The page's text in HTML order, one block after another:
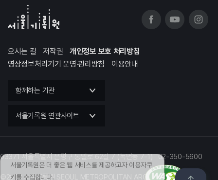
서울기록원은 더 좋은 웹 서비스를 제공하고자 이용자쿠
키를 수집합니다.
오시는 길 저작권
개인정보 보호 처리방침
영상정보처리기기 운영·관리방침
이용안내
함께하는 기관
서울기록원 연관사이트
03371 서울특별시 은평구 통일로 62길 7 (녹번동 7-1) 02-350-5600
©2023 서울기록원 SEOUL METROPOLITAN ARCHIVES